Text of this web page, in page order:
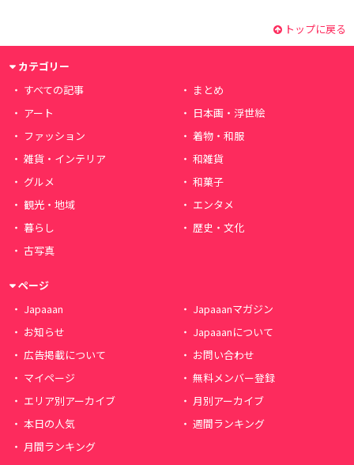
トップに戻る
カテゴリー
すべての記事
まとめ
アート
日本画・浮世絵
ファッション
着物・和服
雑貨・インテリア
和雑貨
グルメ
和菓子
観光・地域
エンタメ
暮らし
歴史・文化
古写真
ページ
Japaaan
Japaaanマガジン
お知らせ
Japaaanについて
広告掲載について
お問い合わせ
マイページ
無料メンバー登録
エリア別アーカイブ
月別アーカイブ
本日の人気
週間ランキング
月間ランキング